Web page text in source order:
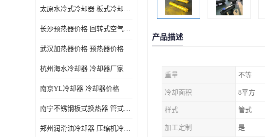
太原水冷式冷却器 板式冷却器厂家
长沙预热器价格 回转式空气预热器
武汉加热器价格 预热器价格
杭州海水冷却器 冷却器厂家
南京YL冷却器 冷却器价格
南宁不锈钢板式换热器 管式空气预热加工定制
郑州润滑油冷却器 压缩机冷却器
产品描述
重量 不等
冷却面积 8平方
样式 管式
加工定制 是